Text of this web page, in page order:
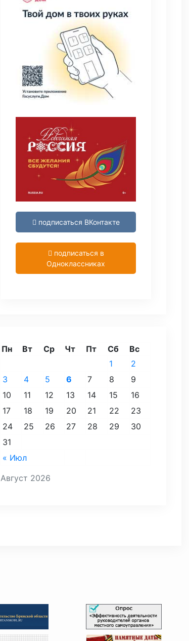
подписаться ВКонтакте
подписаться в
Одноклассниках
Август 2026
Пн Вт Ср Чт Пт Сб Вс
« Июл
1
2
3
4 5 6 7 8
9
10
11 12 13 14 15
16
17
18 19 20 21 22
23
24
25 26 27 28 29
30
31